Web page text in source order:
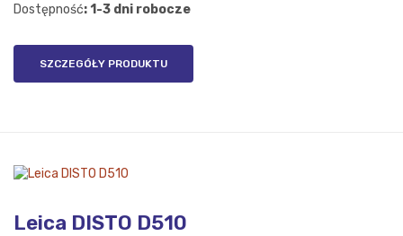
Dostępność: 1-3 dni robocze
SZCZEGÓŁY PRODUKTU
Leica DISTO D510